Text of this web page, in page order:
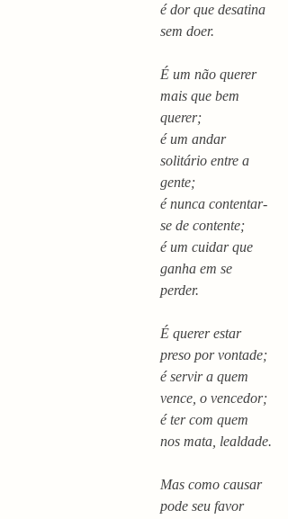
é dor que desatina
sem doer.
É um não querer
mais que bem
querer;
é um andar
solitário entre a
gente;
é nunca contentar-
se de contente;
é um cuidar que
ganha em se
perder.
É querer estar
preso por vontade;
é servir a quem
vence, o vencedor;
é ter com quem
nos mata, lealdade.
Mas como causar
pode seu favor